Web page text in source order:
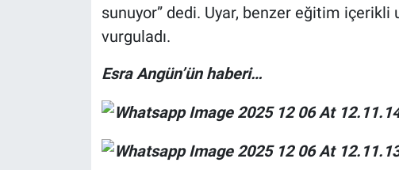
sunuyor” dedi. Uyar, benzer eğitim
vurguladı.
Esra Angün’ün haberi…